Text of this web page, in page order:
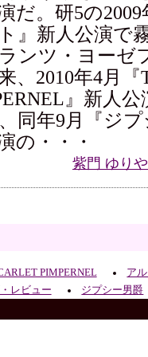
だ。研5の
』新人公演で
ンツ・ヨーゼ
、2010年4月『
』新人
同年9月『ジ
の・・・
紫門 ゆり
PIMPERNEL
ア
レビュー ジプシー男爵